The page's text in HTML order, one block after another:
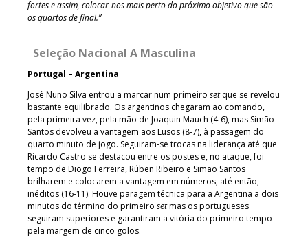
fortes e assim, colocar-nos mais perto do próximo objetivo que são
os quartos de final.”
Seleção Nacional A Masculina
Portugal – Argentina
José Nuno Silva entrou a marcar num primeiro setque se revelou
bastante equilibrado. Os argentinos chegaram ao comando,
pela primeira vez, pela mão de Joaquin Mauch (4-6), mas Simão
Santos devolveu a vantagem aos Lusos (8-7), à passagem do
quarto minuto de jogo. Seguiram-se trocas na liderança até que
Ricardo Castro se destacou entre os postes e, no ataque, foi
tempo de Diogo Ferreira, Rúben Ribeiro e Simão Santos
brilharem e colocarem a vantagem em números, até então,
inéditos (16-11). Houve paragem técnica para a Argentina a dois
minutos do término do primeiro setmas os portugueses
seguiram superiores e garantiram a vitória do primeiro tempo
pela margem de cinco golos.